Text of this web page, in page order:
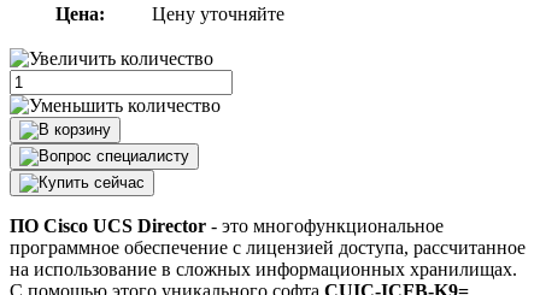
Цена: Цену уточняйте
ПО Cisco UCS Director - это многофункциональное
программное обеспечение с лицензией доступа, рассчитанное
на использование в сложных информационных хранилищах.
С помощью этого уникального софта CUIC-ICFB-K9=